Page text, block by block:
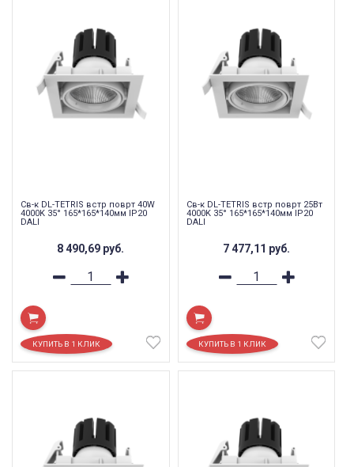
Св-к DL-TETRIS встр поврт 40W
4000K 35° 165*165*140мм IP20
DALI
8 490,69 руб.
Св-к DL-TETRIS встр поврт 25Вт
4000K 35° 165*165*140мм IP20
DALI
7 477,11 руб.